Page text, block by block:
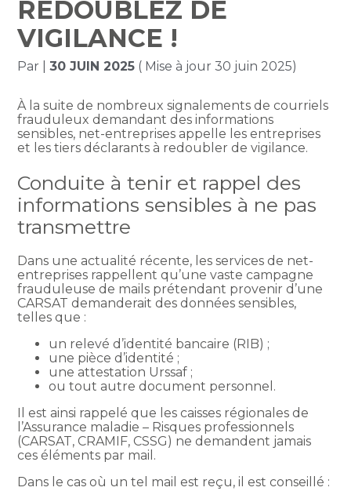
REDOUBLEZ DE
VIGILANCE !
Par |30 JUIN 2025 ( Mise à jour 30 juin 2025)
À la suite de nombreux signalements de courriels
frauduleux demandant des informations
sensibles, net-entreprises appelle les entreprises
et les tiers déclarants à redoubler de vigilance.
Conduite à tenir et rappel des
informations sensibles à ne pas
transmettre
Dans une actualité récente, les services de net-
entreprises rappellent qu’une vaste campagne
frauduleuse de mails prétendant provenir d’une
CARSAT demanderait des données sensibles,
telles que :
un relevé d’identité bancaire (RIB) ;
une pièce d’identité ;
une attestation Urssaf ;
ou tout autre document personnel.
Il est ainsi rappelé que les caisses régionales de
l’Assurance maladie – Risques professionnels
(CARSAT, CRAMIF, CSSG) ne demandent jamais
ces éléments par mail.
Dans le cas où un tel mail est reçu, il est conseillé :